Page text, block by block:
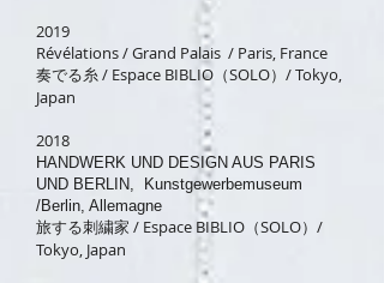
2019
Révélations / Grand Palais / Paris, France
奏でる糸 / Espace BIBLIO（SOLO）/ Tokyo,
Japan
2018
HANDWERK UND DESIGN AUS PARIS
UND BERLIN, Kunstgewerbemuseum
/Berlin, Allemagne
旅する刺繍家 / Espace BIBLIO（SOLO）/
Tokyo, Japan